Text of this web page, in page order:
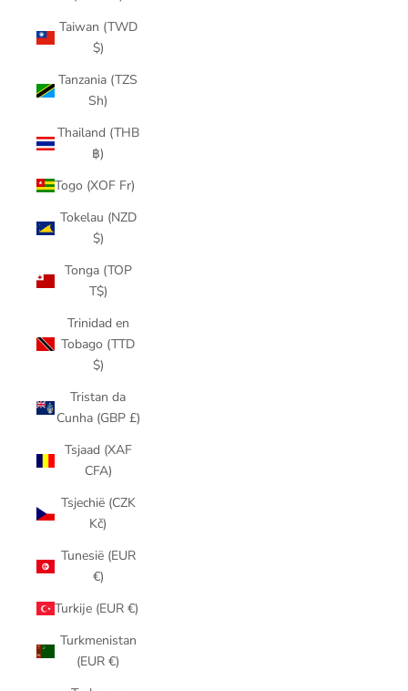
Taiwan (TWD
$)
Tanzania (TZS
Sh)
Thailand (THB
฿)
Togo (XOF Fr)
Tokelau (NZD
$)
Tonga (TOP
T$)
Trinidad en
Tobago (TTD
$)
Tristan da
Cunha (GBP £)
Tsjaad (XAF
CFA)
Tsjechië (CZK
Kč)
Tunesië (EUR
€)
Turkije (EUR €)
Turkmenistan
(EUR €)